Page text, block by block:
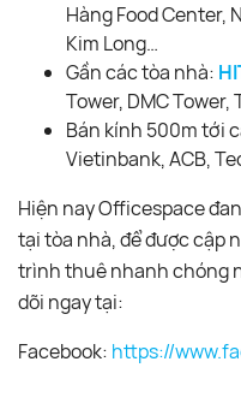
Hàng Food Center,
Kim Long…
Gần các tòa nhà:
Tower, DMC
Bán kính 500m tới
Vietinbank, ACB,
Hiện nay Officespace
tại tòa nhà, để được cập
trình thuê nhanh chóng
dõi ngay tại:
Facebook: https://